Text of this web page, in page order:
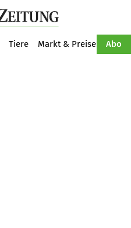
Tiere Markt & Preise Abo